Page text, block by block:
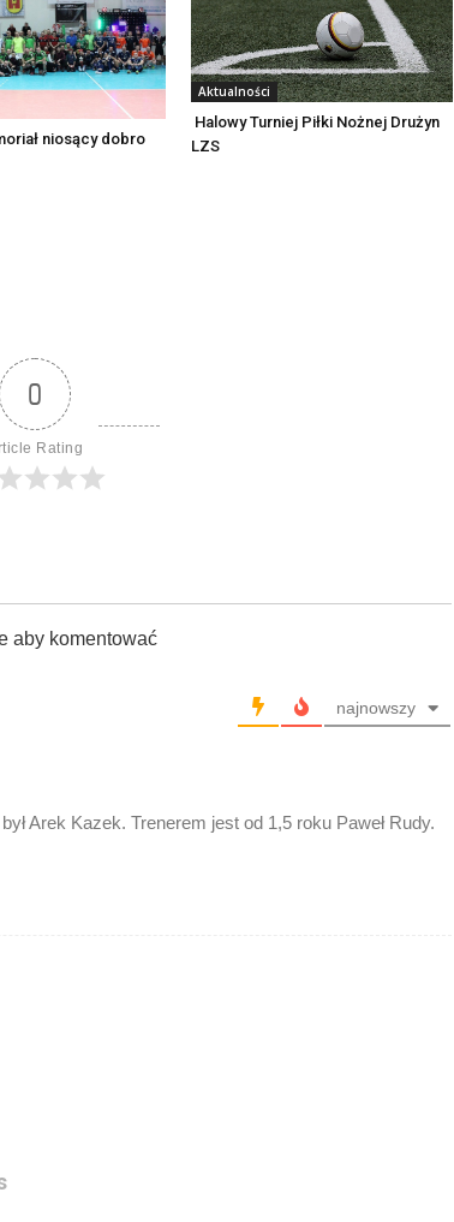
niosący dobro
Aktualności
Halowy Turniej Piłki Nożnej Drużyn
LZS
0
Rating
aby komentować
najnowszy
Arek Kazek. Trenerem jest od 1,5 roku Paweł Rudy.